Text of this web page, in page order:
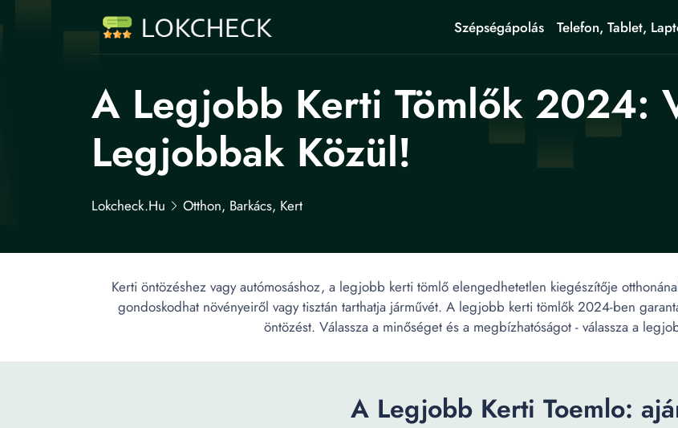
Szépségápolás Telefon, Tablet,
A Legjobb Kerti Tömlők 2024:
Legjobbak Közül!
Lokcheck.hu Otthon, Barkács, Kert
Kerti öntözéshez vagy autómosáshoz, a legjobb kerti tömlő elengedhetetlen kiegészítője
gondoskodhat növényeiről vagy tisztán tarthatja járművét. A legjobb kerti tömlők 2024-ben
öntözést. Válassza a minőséget és a megbízhatóságot - válassza a
A Legjobb Kerti Toemlo: